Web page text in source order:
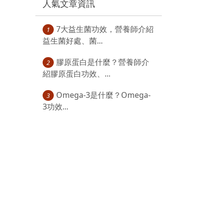
人氣文章資訊
1
7大益生菌功效，營養師介紹
益生菌好處、菌...
2
膠原蛋白是什麼？營養師介
紹膠原蛋白功效、...
3
Omega-3是什麼？Omega-
3功效...